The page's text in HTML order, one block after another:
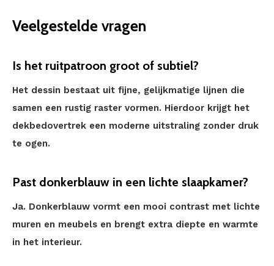
Veelgestelde vragen
Is het ruitpatroon groot of subtiel?
Het dessin bestaat uit fijne, gelijkmatige lijnen die
samen een rustig raster vormen. Hierdoor krijgt het
dekbedovertrek een moderne uitstraling zonder druk
te ogen.
Past donkerblauw in een lichte slaapkamer?
Ja. Donkerblauw vormt een mooi contrast met lichte
muren en meubels en brengt extra diepte en warmte
in het interieur.